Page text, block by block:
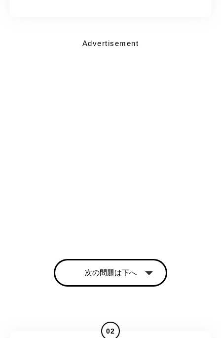
Advertisement
次の問題は下へ
02